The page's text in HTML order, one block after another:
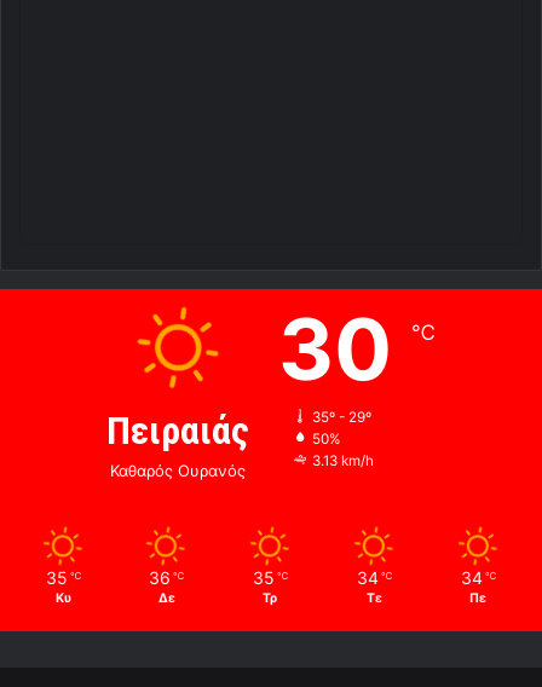
Πειραιάς
Καθαρός Ουρανός
30 ℃
35º - 29º
50%
3.13 km/h
35 ℃
Κυ
36 ℃
Δε
35 ℃
Τρ
34 ℃
Τε
34 ℃
Πε